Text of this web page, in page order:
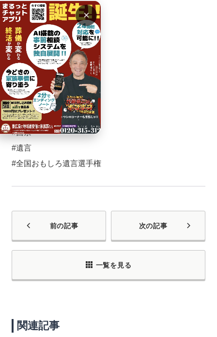
#フォレストホール
#いきいき5活
#周活
#祝活
#宗活
#集活
#習活
#酒まつり
#西条
#遺言
#全国おもしろ遺言選手権
前の記事 次の記事
一覧を見る
関連記事
×